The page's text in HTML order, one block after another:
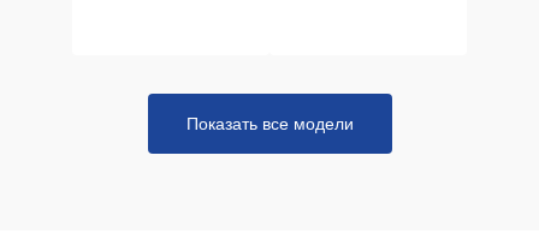
Показать все модели